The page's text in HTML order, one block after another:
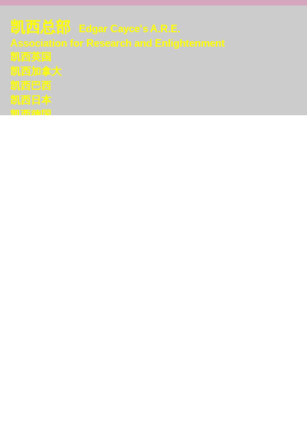
凯西总部
Edgar Cayce's A.R.E.
Association for Research and Enlightenment
凯西英国
凯西加拿大
凯西巴西
凯西日本
凯西德国